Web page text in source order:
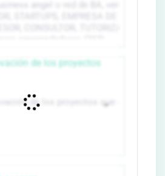
de los proyectos